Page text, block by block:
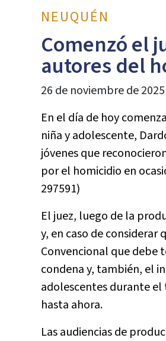
NEUQUÉN
Comenzó el
autores del
26 de noviembre de 2025
En el día de hoy
niña y adolescente,
jóvenes que
por el homicidio en
297591)
El juez, luego de la
y, en caso de considerar
Convencional que debe
condena y, también, el
adolescentes durante
hasta ahora.
Las audiencias de